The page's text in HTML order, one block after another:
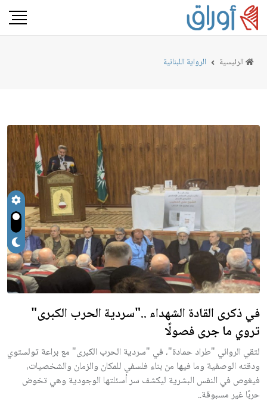
الرئيسية الرواية اللبنانية
في ذكرى القادة الشهداء .."سردية الحرب الكبرى"
تروي ما جرى فصولًا
لتقي الروائي "طراد حمادة"، في "سردية الحرب الكبرى" مع براعة تولستوي
ودقته الوصفية وما فيها من بناء فلسفي للمكان والزمان والشخصيات،
فيغوص في النفس البشرية ليكشف سر أسئلتها الوجودية وهي تخوض
حربًا غير مسبوقة..